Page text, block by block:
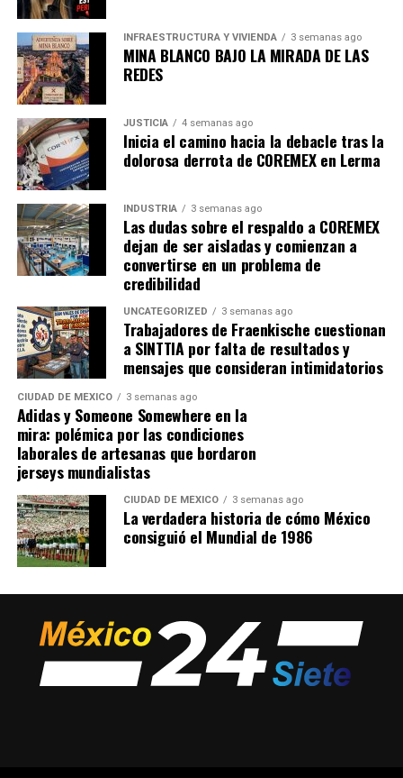
INFRAESTRUCTURA Y VIVIENDA 3 semanas ago
MINA BLANCO BAJO LA MIRADA DE LAS
REDES
JUSTICIA 4 semanas ago
Inicia el camino hacia la debacle tras la
dolorosa derrota de COREMEX en Lerma
INDUSTRIA 3 semanas ago
Las dudas sobre el respaldo a COREMEX
dejan de ser aisladas y comienzan a
convertirse en un problema de
credibilidad
UNCATEGORIZED 3 semanas ago
Trabajadores de Fraenkische cuestionan
a SINTTIA por falta de resultados y
mensajes que consideran intimidatorios
CIUDAD DE MÉXICO 3 semanas ago
Adidas y Someone Somewhere en la
mira: polémica por las condiciones
laborales de artesanas que bordaron
jerseys mundialistas
CIUDAD DE MÉXICO 3 semanas ago
La verdadera historia de cómo México
consiguió el Mundial de 1986